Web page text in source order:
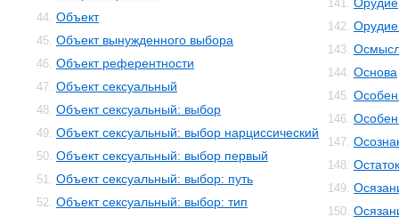
44. Объект
45. Объект вынужденного выбора
46. Объект референтности
47. Объект сексуальный
48. Объект сексуальный: выбор
49. Объект сексуальный: выбор нарциссический
50. Объект сексуальный: выбор первый
51. Объект сексуальный: выбор: путь
52. Объект сексуальный: выбор: тип
141.
142. Орудие
143.
144. Основа
145.
146.
147.
148.
149.
150.